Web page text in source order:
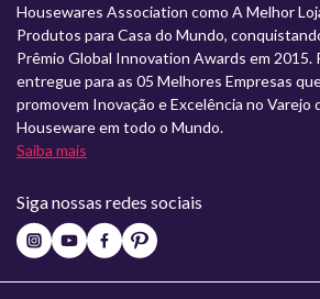
Housewares Association como A Melhor
Produtos para Casa do Mundo,
Prêmio Global Innovation Awards em 2015.
entregue para as 05 Melhores Empresas
promovem Inovação e Excelência no Varejo
Houseware em todo o Mundo.
Saiba mais
Siga nossas redes sociais